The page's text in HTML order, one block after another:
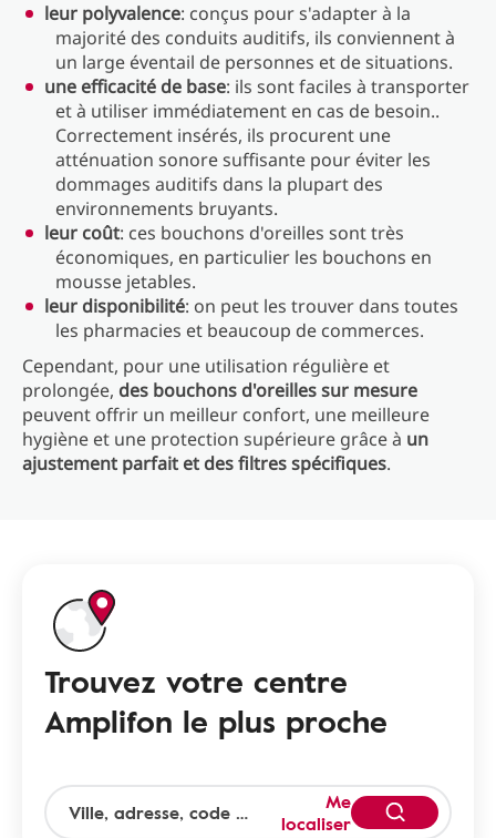
leur polyvalence: conçus pour s'adapter à la
majorité des conduits auditifs, ils conviennent à
un large éventail de personnes et de situations.
une efficacité de base: ils sont faciles à transporter
et à utiliser immédiatement en cas de besoin..
Correctement insérés, ils procurent une
atténuation sonore suffisante pour éviter les
dommages auditifs dans la plupart des
environnements bruyants.
leur coût: ces bouchons d'oreilles sont très
économiques, en particulier les bouchons en
mousse jetables.
leur disponibilité: on peut les trouver dans toutes
les pharmacies et beaucoup de commerces.
Cependant, pour une utilisation régulière et
prolongée, des bouchons d'oreilles sur mesure
peuvent offrir un meilleur confort, une meilleure
hygiène et une protection supérieure grâce à un
ajustement parfait et des filtres spécifiques.
Trouvez votre centre
Amplifon le plus proche
Me
localiser